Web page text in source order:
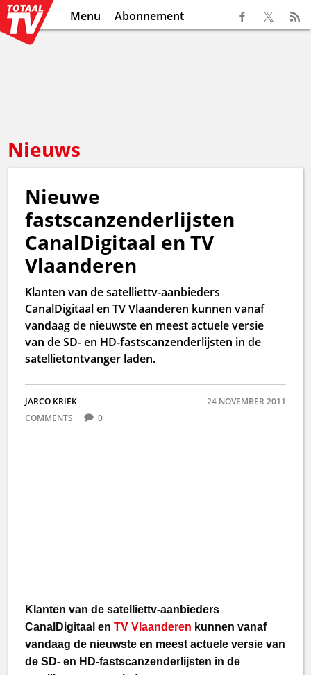
Menu Abonnement
Nieuws
Nieuwe
fastscanzenderlijsten
CanalDigitaal en TV
Vlaanderen
Klanten van de satelliettv-aanbieders
CanalDigitaal en TV Vlaanderen kunnen vanaf
vandaag de nieuwste en meest actuele versie
van de SD- en HD-fastscanzenderlijsten in de
satellietontvanger laden.
JARCO KRIEK
24 NOVEMBER 2011
COMMENTS
0
Klanten van de satelliettv-aanbieders
CanalDigitaal enTV Vlaanderen kunnen vanaf
vandaag de nieuwste en meest actuele versie van
de SD- en HD-fastscanzenderlijsten in de